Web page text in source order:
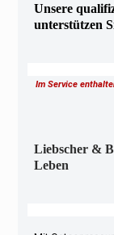
Unsere
unterstützen
Im Service
Liebscher &
Leben